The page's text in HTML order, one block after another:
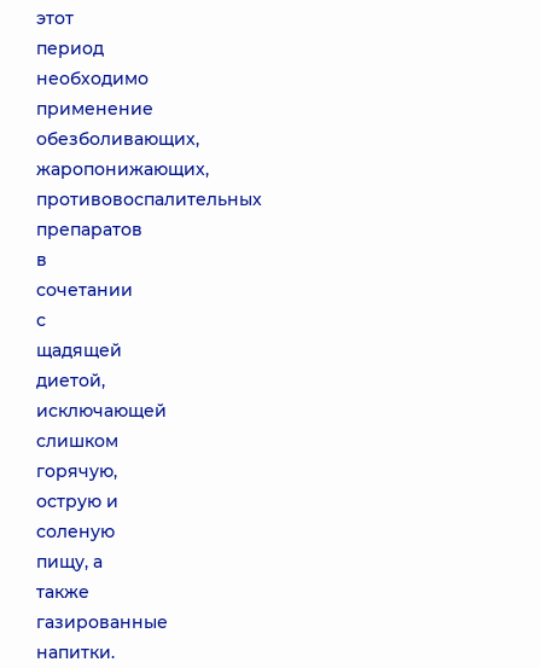
этот
период
необходимо
применение
обезболивающих,
жаропонижающих,
противовоспалительных
препаратов
в
сочетании
с
щадящей
диетой,
исключающей
слишком
горячую,
острую и
соленую
пищу, а
также
газированные
напитки.